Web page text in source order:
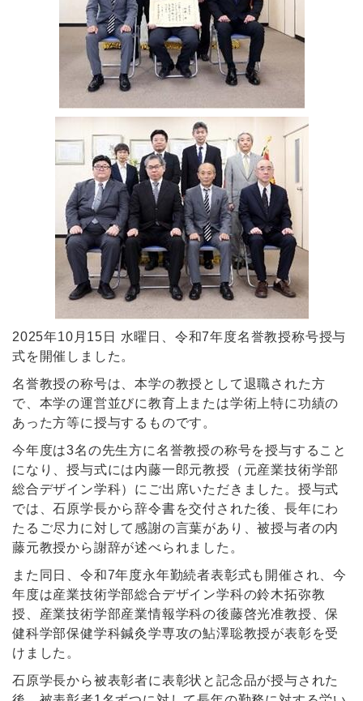
2025年10月15日 水曜日、令和7年度名誉教授称号授与
式を開催しました。
名誉教授の称号は、本学の教授として退職された方
で、本学の運営並びに教育上または学術上特に功績の
あった方等に授与するものです。
今年度は3名の先生方に名誉教授の称号を授与すること
になり、授与式には内藤一郎元教授（元産業技術学部
総合デザイン学科）にご出席いただきました。授与式
では、石原学長から辞令書を交付された後、長年にわ
たるご尽力に対して感謝の言葉があり、被授与者の内
藤元教授から謝辞が述べられました。
また同日、令和7年度永年勤続者表彰式も開催され、今
年度は産業技術学部総合デザイン学科の鈴木拓弥教
授、産業技術学部産業情報学科の後藤啓光准教授、保
健科学部保健学科鍼灸学専攻の鮎澤聡教授が表彰を受
けました。
石原学長から被表彰者に表彰状と記念品が授与された